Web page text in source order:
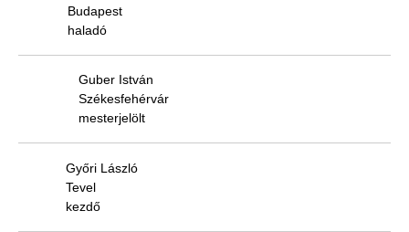
Budapest
haladó
Guber István
Székesfehérvár
mesterjelölt
Győri László
Tevel
kezdő